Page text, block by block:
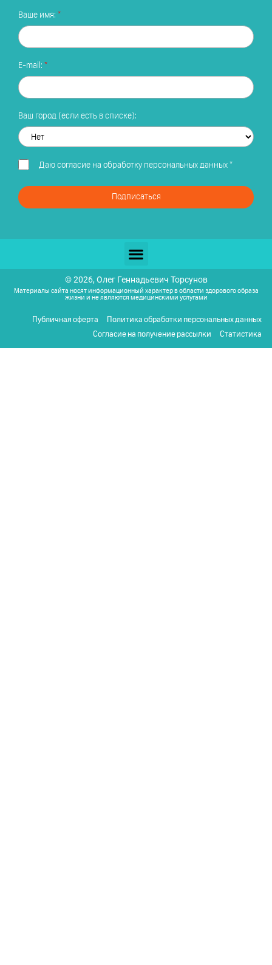
Ваше имя:
E-mail:
Ваш город (если есть в списке):
Даю согласие на обработку персональных данных*
Подписаться
© 2026, Олег Геннадьевич Торсунов
Материалы сайта носят информационный характер в области здорового образа
жизни и не являются медицинскими услугами
Публичная оферта
Политика обработки персональных данных
Согласие на получение рассылки
Статистика